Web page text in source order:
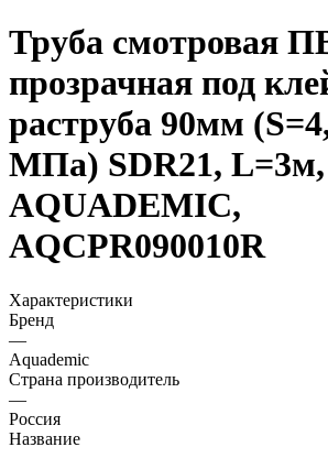
Труба смотровая
прозрачная под
раструба 90мм
МПа) SDR21, L=3м,
AQUADEMIC,
AQCPR090010R
Характеристики
Бренд
—
Aquademic
Страна производитель
—
Россия
Название